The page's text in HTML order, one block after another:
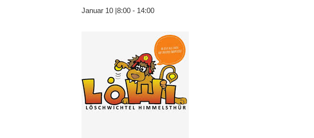
Januar 10 |8:00 - 14:00